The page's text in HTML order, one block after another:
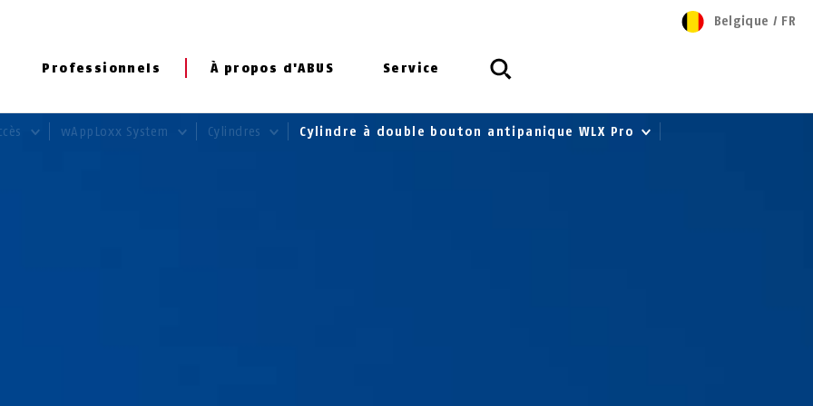
Professionnels À propos d'ABUS Service
Belgique / FR
wAppLoxx System Cylindres Cylindre à double bouton antipanique WLX Pro